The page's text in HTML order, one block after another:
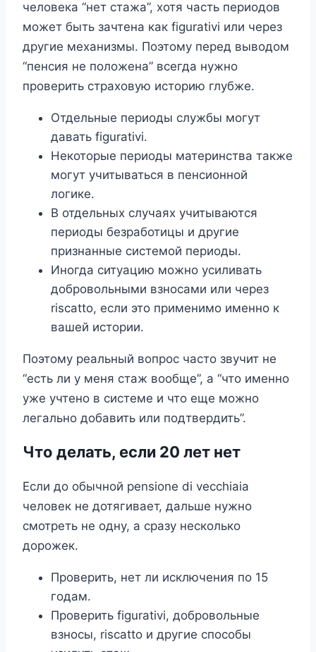
человека “нет стажа”, хотя часть периодов
может быть зачтена как figurativi или через
другие механизмы. Поэтому перед выводом
“пенсия не положена” всегда нужно
проверить страховую историю глубже.
Отдельные периоды службы могут
давать figurativi.
Некоторые периоды материнства также
могут учитываться в пенсионной
логике.
В отдельных случаях учитываются
периоды безработицы и другие
признанные системой периоды.
Иногда ситуацию можно усиливать
добровольными взносами или через
riscatto, если это применимо именно к
вашей истории.
Поэтому реальный вопрос часто звучит не
“есть ли у меня стаж вообще”, а “что именно
уже учтено в системе и что еще можно
легально добавить или подтвердить”.
Что делать, если 20 лет нет
Если до обычной pensione di vecchiaia
человек не дотягивает, дальше нужно
смотреть не одну, а сразу несколько
дорожек.
Проверить, нет ли исключения по 15
годам.
Проверить figurativi, добровольные
взносы, riscatto и другие способы